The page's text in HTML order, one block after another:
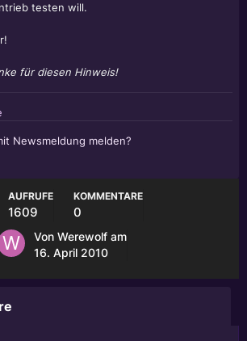
testen will.
für diesen Hinweis!
Newsmeldung melden?
AUFRUFE
1609
KOMMENTARE
0
Von Werewolf am
16. April 2010